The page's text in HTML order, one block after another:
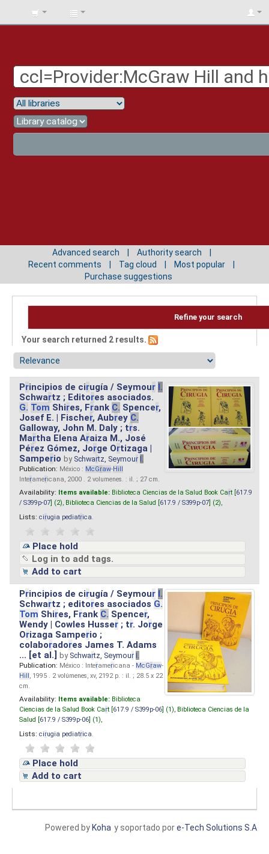
BIBLIOTECA
Advanced search
Authority search
Recent comments
Tag cloud
Most popular
Purchase suggestions
Refine your search
Your search returned 2 results.
Principios de cirugía / Seymour I.
Schwartz ; Editores asociados.
G. Tom Shires, Frank C. Spencer,
Josef E. | Fischer, Aubrey C.
Galloway, John M. Daly ; trs.
Martha Elena Araiza M., José
Pérez Gómez, Jorge Ortizaga |
Samperio by Schwartz, Seymour I.
Publication: México : McGraw-Hill
Interamericana, 2000 . 2 volumenes. : il. ; 27 cm.
Availability: Items available: Biblioteca Ciencias de la Salud Book Cart [ 617.9
/ S399p-07 ] (2), Biblioteca Ciencias de la Salud [ 617.9 / S399p-07 ] (2),
Lists: cirugia pediatrica
Place hold
Log in to add tags.
Add to cart
Principios de cirugía / Seymour I.
Schwartz ; editores asociados G.
Tom Shires, Frank C. Spencer,
Wendy | Cowles Husser ; tr. Jorge
Orizaga Samperio ;
colaboradores James T. Adams
... [et al.]by Schwartz, Seymour I.
Publication: México : Interamericana - McGraw-
Hill, 1995 . 2 volúmenes, xv, 2192 p. : il. ; 28.5 x 22
cm.
Availability: Items available: Biblioteca
Ciencias de la Salud Book Cart [ 617.9 / S399p-06 ] (1), Biblioteca Ciencias de la
Salud [ 617.9 / S399p-06 ] (1),
Lists: cirugia pediatrica
Place hold
Add to cart
y soportado pore-Tech Solutions S.A
Powered by Koha